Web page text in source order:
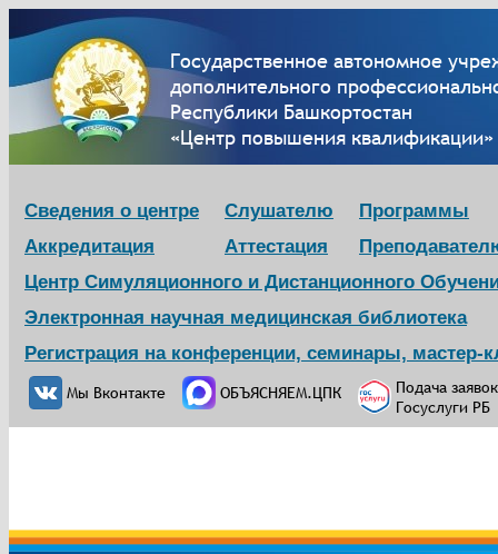
Государственное автономное
дополнительного
Республики Башкортостан
«Центр повышения квалификации»
Сведения о центре Слушателю
Программы
Аккредитация
Аттестация
Центр Симуляционного и Дистанционного
Электронная научная медицинская библиотека
Регистрация на конференции, семинары,
Мы Вконтакте ОБЪЯСНЯЕМ.ЦПК
Подача
Госуслуги РБ